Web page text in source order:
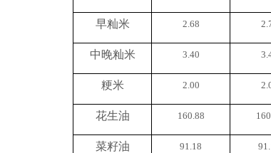
早籼米 2.68
中晚籼米 3.40
粳米 2.00
花生油 160.88
菜籽油 91.18